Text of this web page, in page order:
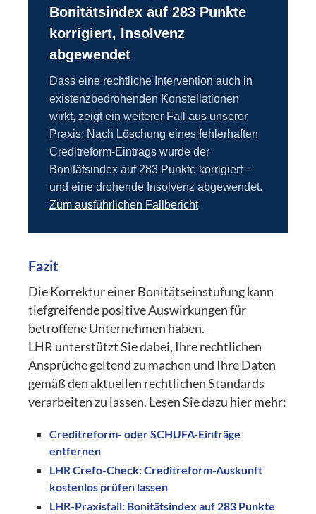
Bonitätsindex auf 283 Punkte
korrigiert, Insolvenz
abgewendet
Dass eine rechtliche Intervention auch in
existenzbedrohenden Konstellationen
wirkt, zeigt ein weiterer Fall aus unserer
Praxis: Nach Löschung eines fehlerhaften
Creditreform-Eintrags wurde der
Bonitätsindex auf 283 Punkte korrigiert –
und eine drohende Insolvenz abgewendet.
Zum ausführlichen Fallbericht
Fazit
Die Korrektur einer Bonitätseinstufung kann
tiefgreifende positive Auswirkungen für
betroffene Unternehmen haben.
LHR unterstützt Sie dabei, Ihre rechtlichen
Ansprüche geltend zu machen und Ihre Daten
gemäß den aktuellen rechtlichen Standards
verarbeiten zu lassen. Lesen Sie dazu hier mehr:
Creditreform- oder SCHUFA-Einträge
entfernen
LHR Crefo-Check: Creditreform-Auskunft
kostenlos prüfen lassen
LHR-Praxisfall: Bonitätsindex auf 283 Punkte